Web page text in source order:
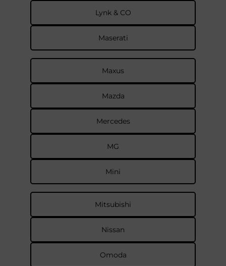
Lynk & CO
Maserati
Maxus
Mazda
Mercedes
MG
Mini
Mitsubishi
Nissan
Omoda